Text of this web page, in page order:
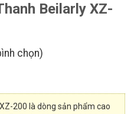
Beilarly XZ-
chọn)
200 là dòng sản phẩm cao